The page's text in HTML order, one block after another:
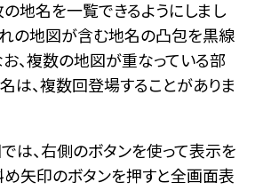
地名を一覧できるようにしまし
れの地図が含む地名の凸包を黒線
お、複数の地図が重なっている部
は、複数回登場することがありま
は、右側のボタンを使って表示を
め矢印のボタンを押すと全画面表